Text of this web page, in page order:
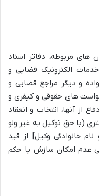
های مربوطه، دفاتر اسناد
خدمات الکترونیک قضایی و
و دیگر مراجع قضایی و
های حقوقی و کیفری و
از آنها، انتخاب و انعقاد
(با حق توکیل به غیر ولو
نام خانوادگی وکیل] از قید
عدم امکان سازش یا حکم